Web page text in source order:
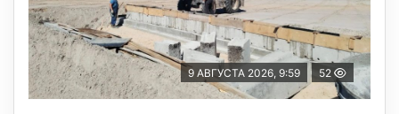
9 АВГУСТА 2026, 9:59 52